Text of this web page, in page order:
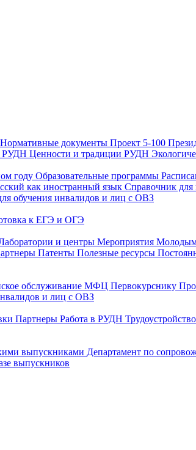
Нормативные документы Проект 5-100
РУДН Ценности и традиции РУДН
году Образовательные программы
как иностранный язык Справочник для
обучения инвалидов и лиц с ОВЗ
к ЕГЭ и ОГЭ
и центры Мероприятия
Патенты Полезные ресурсы
обслуживание МФЦ Первокурснику
и лиц с ОВЗ
Партнеры Работа в РУДН
выпускниками Департамент по
выпускников